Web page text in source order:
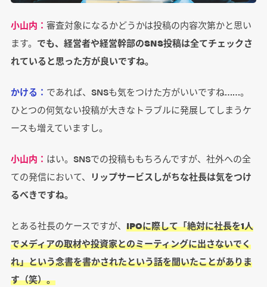
小山内： 審査対象になるかどうかは投稿の内容次第かと思い
ます。 でも、経営者や経営幹部のSNS投稿は全てチェックさ
れていると思った方が良いですね。
かける： であれば、SNSも気をつけた方がいいですね……。
ひとつの何気ない投稿が大きなトラブルに発展してしまうケ
ースも増えていますし。
小山内： はい。SNSでの投稿ももちろんですが、社外への全
ての発信において、
リップサービスしがちな社長は気をつけ
るべきですね。
とある社長のケースですが、 IPOに際して「絶対に社長を1人
でメディアの取材や投資家とのミーティングに出さないでく
れ」という念書を書かされたという話を聞いたことがありま
す（笑）。